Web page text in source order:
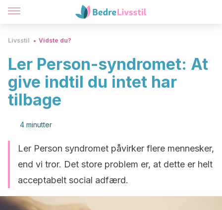
Livsstil Vidste du?
Ler Person-syndromet: At
give indtil du intet har
tilbage
4 minutter
Ler Person syndromet påvirker flere mennesker,
end vi tror. Det store problem er, at dette er helt
acceptabelt social adfærd.